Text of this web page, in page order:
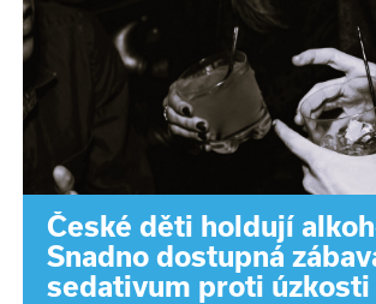
České děti holdují
Snadno dostupná
sedativum proti úzkosti